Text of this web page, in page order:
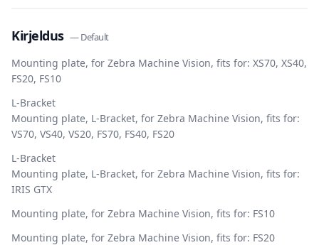
Kirjeldus —Default
Mounting plate, for Zebra Machine Vision, fits for: XS70, XS40,
FS20, FS10
L-Bracket
Mounting plate, L-Bracket, for Zebra Machine Vision, fits for:
VS70, VS40, VS20, FS70, FS40, FS20
L-Bracket
Mounting plate, L-Bracket, for Zebra Machine Vision, fits for:
IRIS GTX
Mounting plate, for Zebra Machine Vision, fits for: FS10
Mounting plate, for Zebra Machine Vision, fits for: FS20